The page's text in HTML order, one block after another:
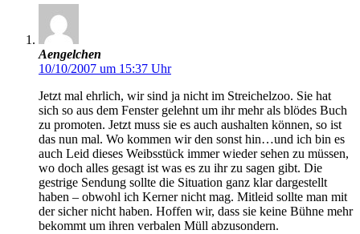
Aengelchen
10/10/2007 um 15:37 Uhr
Jetzt mal ehrlich, wir sind ja nicht im Streichelzoo. Sie hat
sich so aus dem Fenster gelehnt um ihr mehr als blödes Buch
zu promoten. Jetzt muss sie es auch aushalten können, so ist
das nun mal. Wo kommen wir den sonst hin…und ich bin es
auch Leid dieses Weibsstück immer wieder sehen zu müssen,
wo doch alles gesagt ist was es zu ihr zu sagen gibt. Die
gestrige Sendung sollte die Situation ganz klar dargestellt
haben – obwohl ich Kerner nicht mag. Mitleid sollte man mit
der sicher nicht haben. Hoffen wir, dass sie keine Bühne mehr
bekommt um ihren verbalen Müll abzusondern.